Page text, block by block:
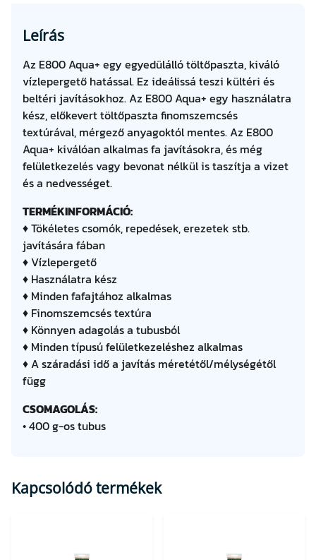
i
s
é
g
Leírás
Az E800 Aqua+ egy egyedülálló töltőpaszta, kiváló
vízlepergető hatással. Ez ideálissá teszi kültéri és
beltéri javításokhoz. Az E800 Aqua+ egy használatra
kész, előkevert töltőpaszta finomszemcsés
textúrával, mérgező anyagoktól mentes. Az E800
Aqua+ kiválóan alkalmas fa javításokra, és még
felületkezelés vagy bevonat nélkül is taszítja a vizet
és a nedvességet.
TERMÉKINFORMÁCIÓ:
♦ Tökéletes csomók, repedések, erezetek stb.
javítására fában
♦ Vízlepergető
♦ Használatra kész
♦ Minden fafajtához alkalmas
♦ Finomszemcsés textúra
♦ Könnyen adagolás a tubusból
♦ Minden típusú felületkezeléshez alkalmas
♦ A száradási idő a javítás méretétől/mélységétől
függ
CSOMAGOLÁS:
• 400 g-os tubus
Kapcsolódó termékek